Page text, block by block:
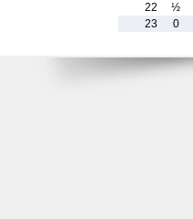
22
½
23
0